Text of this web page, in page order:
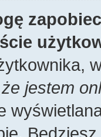
jestem